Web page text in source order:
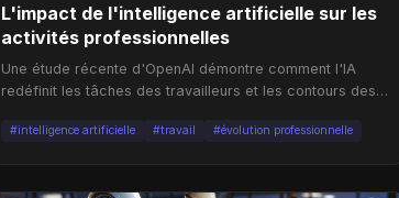
L'impact de l'intelligence artificielle sur les
activités professionnelles
Une étude récente d'OpenAI démontre comment l'IA
redéfinit les tâches des travailleurs et les contours des
#intelligence artificielle #travail #évolution professionnelle